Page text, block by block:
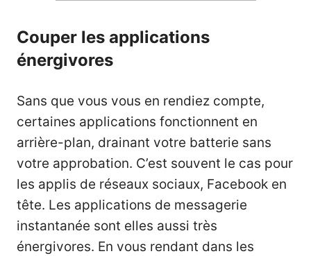
Couper les applications
énergivores
Sans que vous vous en rendiez compte,
certaines applications fonctionnent en
arrière-plan, drainant votre batterie sans
votre approbation. C’est souvent le cas pour
les applis de réseaux sociaux, Facebook en
tête. Les applications de messagerie
instantanée sont elles aussi très
énergivores. En vous rendant dans les